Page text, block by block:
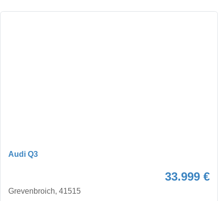
Audi Q3
33.999 €
Grevenbroich, 41515